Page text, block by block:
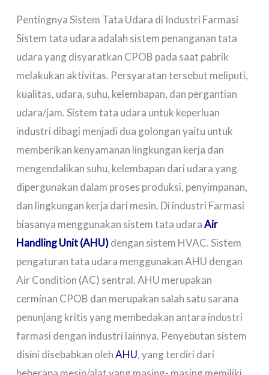
Pentingnya Sistem Tata Udara di Industri Farmasi
Sistem tata udara adalah sistem penanganan tata
udara yang disyaratkan CPOB pada saat pabrik
melakukan aktivitas. Persyaratan tersebut meliputi,
kualitas, udara, suhu, kelembapan, dan pergantian
udara/jam. Sistem tata udara untuk keperluan
industri dibagi menjadi dua golongan yaitu untuk
memberikan kenyamanan lingkungan kerja dan
mengendalikan suhu, kelembapan dari udara yang
dipergunakan dalam proses produksi, penyimpanan,
dan lingkungan kerja dari mesin. Di industri Farmasi
biasanya menggunakan sistem tata udaraAir
Handling Unit (AHU)dengan sistem HVAC. Sistem
pengaturan tata udara menggunakan AHU dengan
Air Condition (AC) sentral. AHU merupakan
cerminan CPOB dan merupakan salah satu sarana
penunjang kritis yang membedakan antara industri
farmasi dengan industri lainnya. Penyebutan sistem
disini disebabkan olehAHU, yang terdiri dari